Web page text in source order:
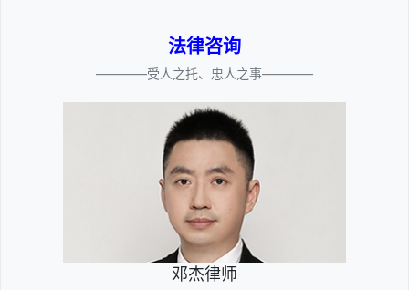
法律咨询
————受人之托、忠人之事————
邓杰律师